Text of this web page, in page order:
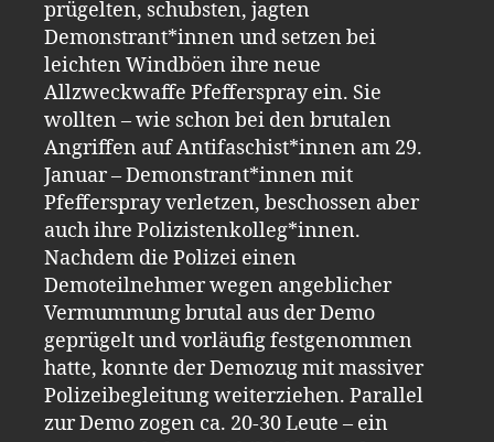
prügelten, schubsten, jagten
Demonstrant*innen und setzen bei
leichten Windböen ihre neue
Allzweckwaffe Pfefferspray ein. Sie
wollten – wie schon bei den brutalen
Angriffen auf Antifaschist*innen am 29.
Januar – Demonstrant*innen mit
Pfefferspray verletzen, beschossen aber
auch ihre Polizistenkolleg*innen.
Nachdem die Polizei einen
Demoteilnehmer wegen angeblicher
Vermummung brutal aus der Demo
geprügelt und vorläufig festgenommen
hatte, konnte der Demozug mit massiver
Polizeibegleitung weiterziehen. Parallel
zur Demo zogen ca. 20-30 Leute – ein